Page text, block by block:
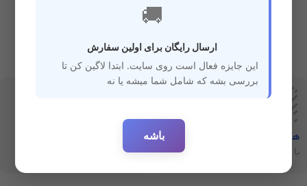
هفت‌روز‌ضمانت‌بازگشت
با خیال راحت خرید کنید
ارسال سریع
🚚
ارسال رایگان برای اولین سفارش
این جایزه فعال است روی سایت. ابتدا لاگین کن تا
بررسی بشه که شامل شما میشه یا نه
باشه